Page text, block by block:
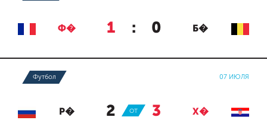
Ф� 1 : 0 Б�
Футбол 07 ИЮЛЯ
Р� 2 : 3 Х�
ОТ